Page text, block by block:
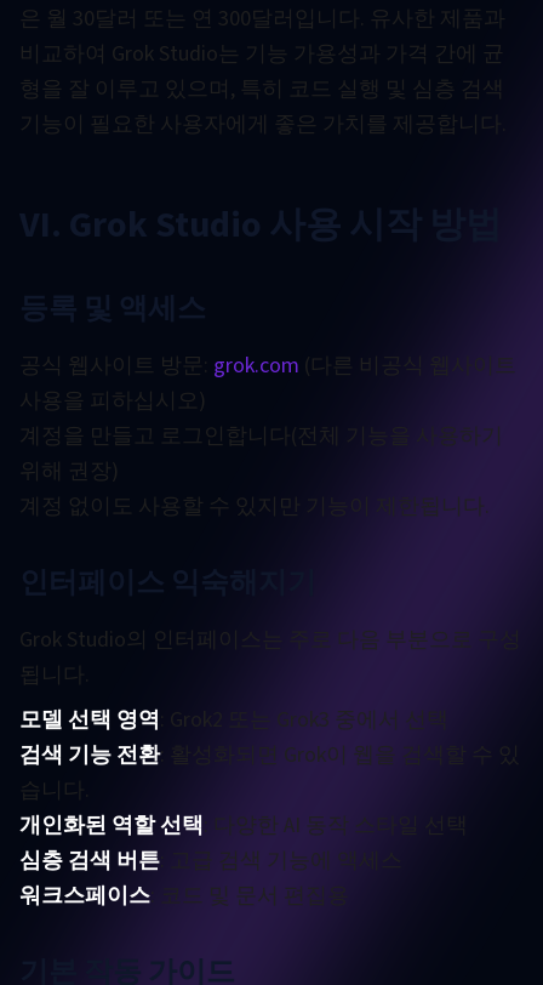
은 월 30달러 또는 연 300달러입니다. 유사한 제품과
비교하여 Grok Studio는 기능 가용성과 가격 간에 균
형을 잘 이루고 있으며, 특히 코드 실행 및 심층 검색
기능이 필요한 사용자에게 좋은 가치를 제공합니다.
VI. Grok Studio 사용 시작 방법
등록 및 액세스
공식 웹사이트 방문: grok.com (다른 비공식 웹사이트
사용을 피하십시오)
계정을 만들고 로그인합니다(전체 기능을 사용하기
위해 권장)
계정 없이도 사용할 수 있지만 기능이 제한됩니다.
인터페이스 익숙해지기
Grok Studio의 인터페이스는 주로 다음 부분으로 구성
됩니다.
모델 선택 영역 : Grok2 또는 Grok3 중에서 선택
검색 기능 전환: 활성화되면 Grok이 웹을 검색할 수 있
습니다.
개인화된 역할 선택 : 다양한 AI 동작 스타일 선택
심층 검색 버튼 : 고급 검색 기능에 액세스
워크스페이스 : 코드 및 문서 편집용
기본 작동 가이드